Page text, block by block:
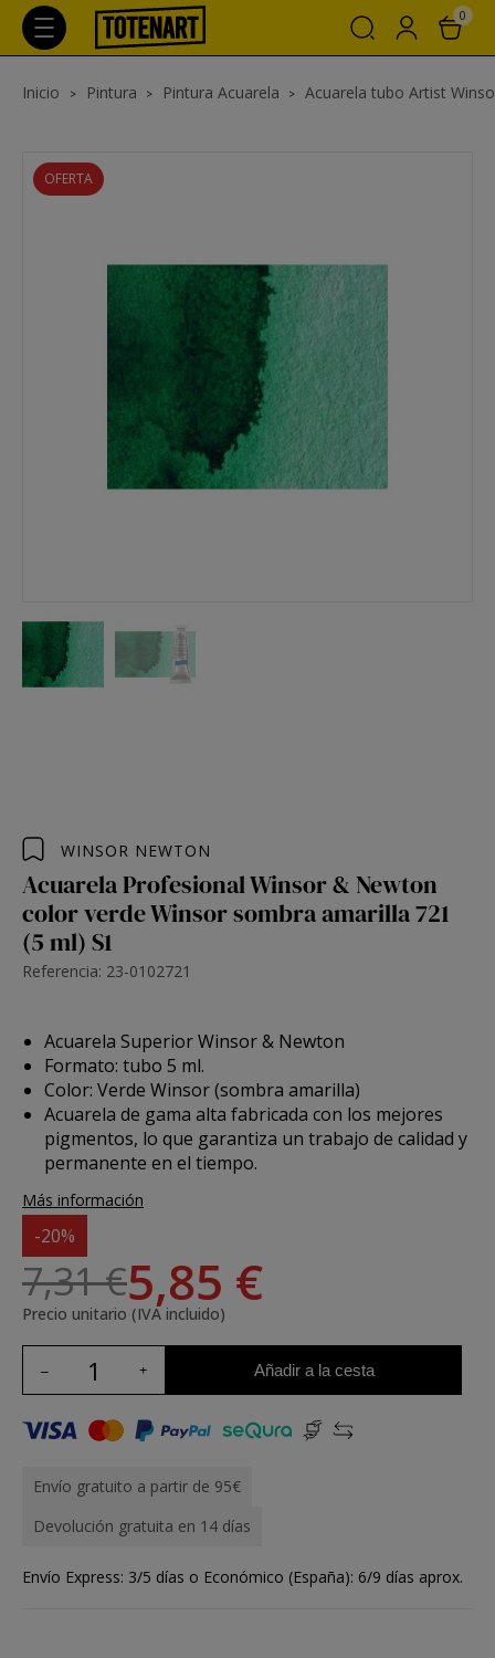
0
Inicio Pintura Pintura Acuarela Acuarela tubo Artist
OFERTA
WINSOR NEWTON
Acuarela Profesional Winsor & Newton
color verde Winsor sombra amarilla 721
(5 ml) S1
Referencia: 23-0102721
Acuarela Superior Winsor & Newton
Formato: tubo 5 ml.
Color: Verde Winsor (sombra amarilla)
Acuarela de gama alta fabricada con los mejores
pigmentos, lo que garantiza un trabajo de calidad y
permanente en el tiempo.
Más información
-20%
7,31 €5,85 €
Precio unitario (IVA incluido)
Añadir a la cesta
Envío gratuito a partir de 95€
Devolución gratuita en 14 días
Envío Express: 3/5 días o Económico (España): 6/9 días aprox.